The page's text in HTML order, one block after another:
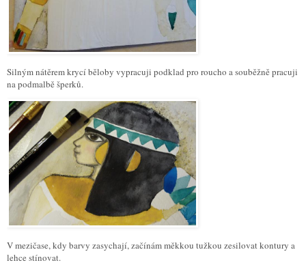
Silným nátěrem krycí běloby vypracuji podklad pro roucho a souběžně pracuji
na podmalbě šperků.
V mezičase, kdy barvy zasychají, začínám měkkou tužkou zesilovat kontury a
lehce stínovat.